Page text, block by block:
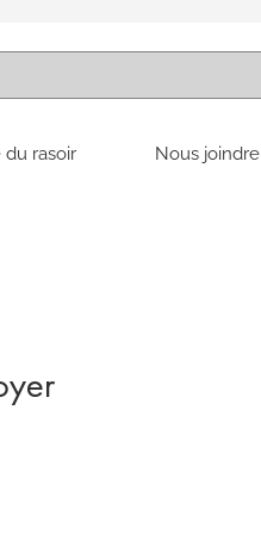
rasoir Nous joindre